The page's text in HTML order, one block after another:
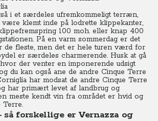
i et særdeles ufremkommeligt terræn,
klemt inde på lodrette klippekanter,
100 moh. eller knap 400
På en varm sommerdag er det
de fleste, men det er hele turen værd for
er særdeles charmerende. Husk at gå
der venter en imponerende udsigt
du kan også ane de andre Cinque Terre
har modsat de andre Cinque Terre
har primært levet af landbrug og
meste kendt vin fra området er hvid og
Terre.
så forskellige er Vernazza og